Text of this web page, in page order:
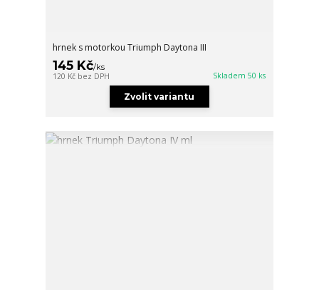
hrnek s motorkou Triumph Daytona III
145 Kč/ks
120 Kč bez DPH Skladem 50 ks
Zvolit variantu